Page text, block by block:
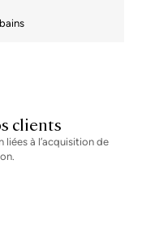
clients
à l’acquisition de